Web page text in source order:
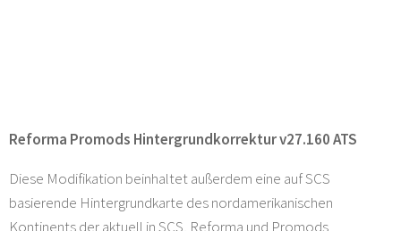
Reforma Promods Hintergrundkorrektur v27.160 ATS
Diese Modifikation beinhaltet außerdem eine auf SCS
basierende Hintergrundkarte des nordamerikanischen
Kontinents der aktuell in SCS, Reforma und Promods